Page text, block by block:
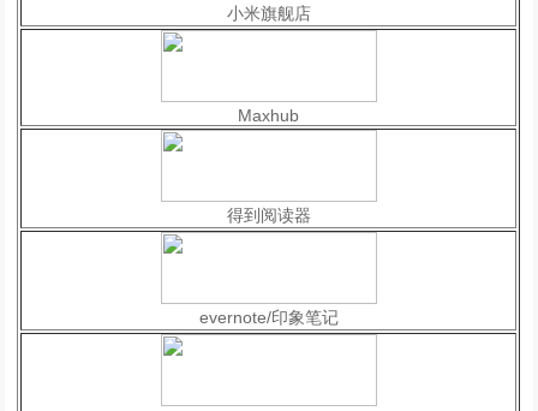
小米旗舰店
Maxhub
得到阅读器
evernote/印象笔记